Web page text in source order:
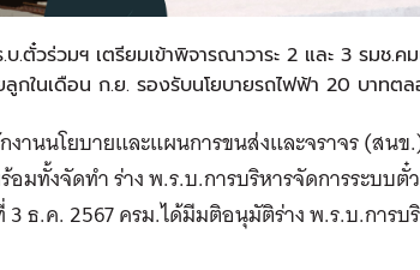
.ตั๋วร่วมฯ เตรียมเข้าพิจารณาวาระ 2 และ 3 รมช.ค
กในเดือน ก.ย. รองรับนโยบายรถไฟฟ้า 20 บาทต
งานนโยบายและแผนการขนส่งและจราจร (สน
ทั้งจัดทำ ร่าง พ.ร.บ.การบริหารจัดการระบบตั๋
ธ.ค. 2567 ครม.ได้มีมติอนุมัติร่าง พ.ร.บ.การบ